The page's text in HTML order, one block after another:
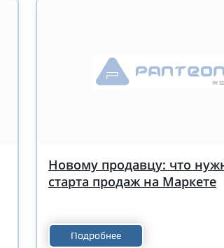
Новому продавцу: что
старта продаж на Маркете
Подробнее